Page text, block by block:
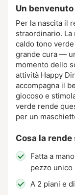
Un
Per la nascita il
straordinario.
caldo tono
grande cura —
momento dello
attività Happy
accompagna il
giocoso e
verde rende
per un
Cosa la
Fatta a
pezzo unico
A 2 piani e